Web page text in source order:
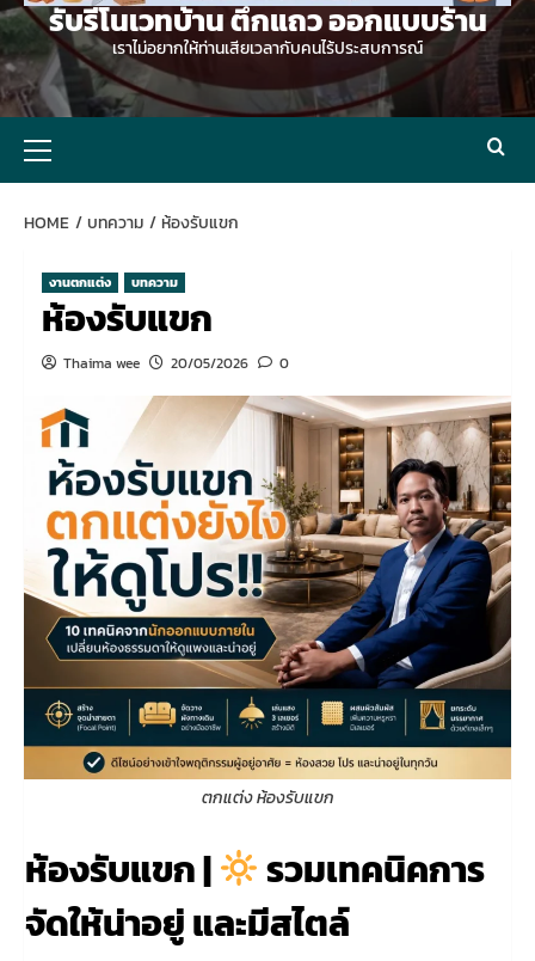
รับรีโนเวทบ้าน ตึกแถว ออกแบบร้าน
เราไม่อยากให้ท่านเสียเวลากับคนไร้ประสบการณ์
Menu
HOME บทความ ห้องรับแขก
งานตกแต่ง บทความ
ห้องรับแขก
Thaima wee 20/05/2026 0
ตกแต่ง ห้องรับแขก
ห้องรับแขก |
รวมเทคนิคการ
จัดให้น่าอยู่ และมีสไตล์